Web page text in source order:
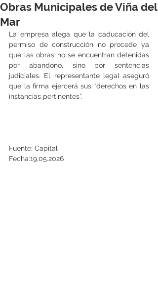
Obras Municipales de Viña del
Mar
La empresa alega que la caducación del
permiso de construcción no procede ya
que las obras no se encuentran detenidas
por abandono, sino por sentencias
judiciales. El representante legal aseguró
que la firma ejercerá sus “derechos en las
instancias pertinentes”.
Fuente: Capital
Fecha:19.05.2026